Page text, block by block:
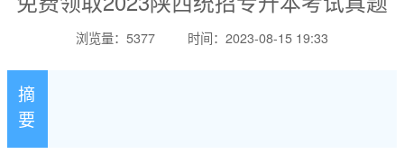
浏览量：5377 时间：2023-08-15 19:33
摘
要